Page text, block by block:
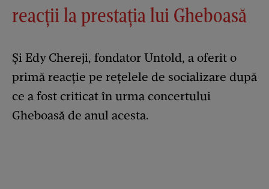
reacții la prestația lui Gheboasă
Și Edy Chereji, fondator Untold, a oferit o
primă reacție pe rețelele de socializare după
ce a fost criticat în urma concertului
Gheboasă de anul acesta.